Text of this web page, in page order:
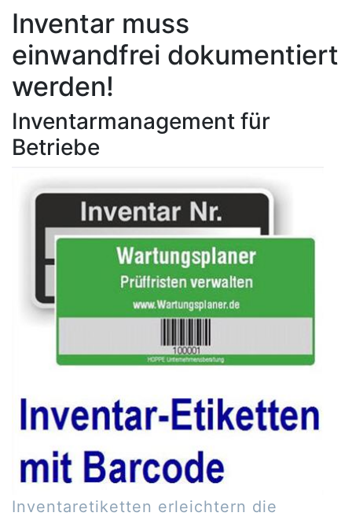
Inventar muss
einwandfrei dokumentiert
werden!
Inventarmanagement für
Betriebe
Inventaretiketten erleichtern die